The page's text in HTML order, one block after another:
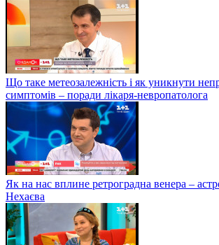
Що таке метеозалежність і як уникнути
симптомів – поради лікаря-невропатолога
Як на нас вплине ретроградна венера –
Нехаєва